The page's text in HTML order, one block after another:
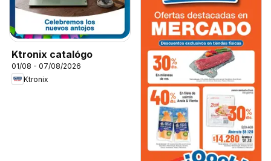
Ktronix catalógo
01/08 - 07/08/2026
Ktronix